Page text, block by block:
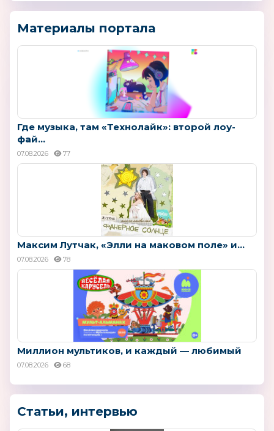
Материалы портала
Где музыка, там «Технолайк»: второй лоу-
фай...
07.08.2026 77
Максим Лутчак, «Элли на маковом поле» и...
07.08.2026 78
Миллион мультиков, и каждый — любимый
07.08.2026 68
Статьи, интервью